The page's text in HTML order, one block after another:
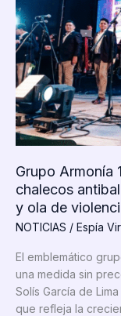
la
seguridad
de
la
plataforma
y
respuesta
tardía
Grupo Armonía
chalecos
y ola de
NOTICIAS / Espía
El emblemático
una medida sin
Solís García de
que refleja la